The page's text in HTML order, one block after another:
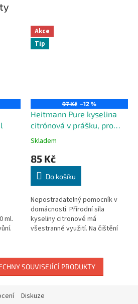
ml.
Akce
Tip
97 Kč –12 %
Heitmann Pure kyselina
citrónová v prášku, pro
celou domácnost, 350 g
Skladem
85 Kč
Do košíku
Nepostradatelný pomocník v
domácnosti. Přírodní síla
kyseliny citronové má
všestranné využití. Na čištění
vany, WC nebo...
SOUVISEJÍCÍ PRODUKTY
Diskuze